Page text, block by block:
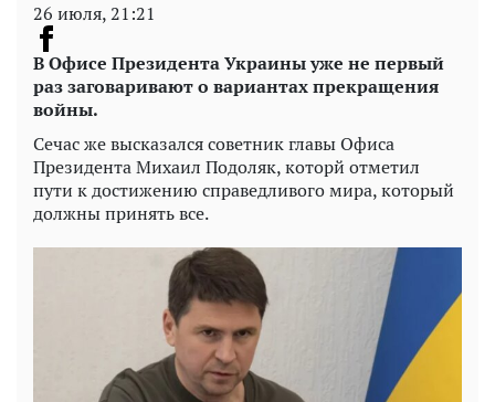
26 июля, 21:21
В Офисе Президента Украины уже не первый
раз заговаривают о вариантах прекращения
войны.
Сечас же высказался советник главы Офиса
Президента Михаил Подоляк, которй отметил
пути к достижению справедливого мира, который
должны принять все.